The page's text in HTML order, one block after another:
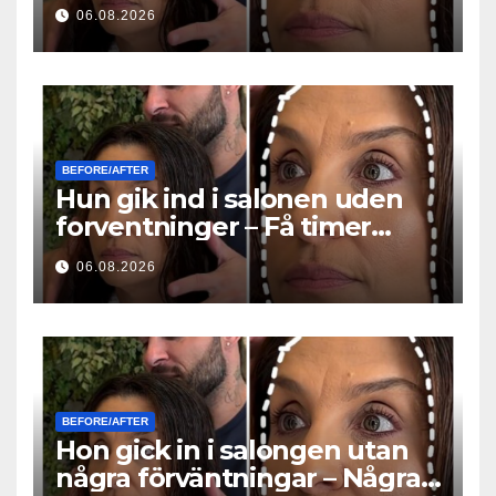
zadawali to samo pytanie
06.08.2026
BEFORE/AFTER
Hun gik ind i salonen uden
forventninger – Få timer
senere stillede alle det
samme spørgsmål
06.08.2026
BEFORE/AFTER
Hon gick in i salongen utan
några förväntningar – Några